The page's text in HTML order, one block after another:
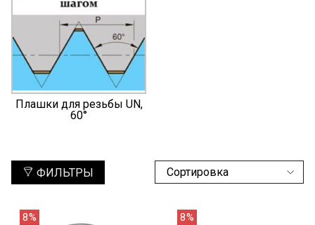
Плашки для резьбы UN,
60°
ФИЛЬТРЫ
8% 8%